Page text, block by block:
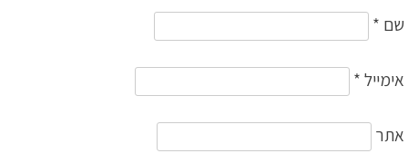
שם *
אימייל*
אתר